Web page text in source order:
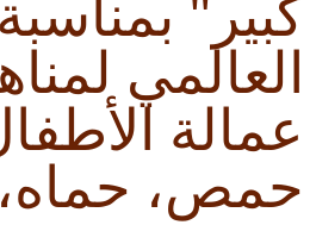
العالمي
عمالة
حمص،